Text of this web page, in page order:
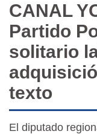
CANAL
Partido
solitario
texto
El diputado